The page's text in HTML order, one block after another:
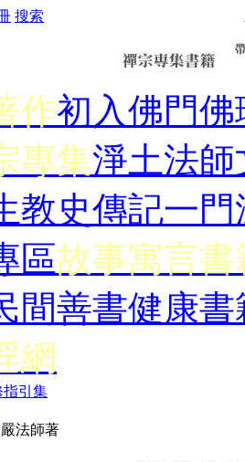
搜索
作初入佛門佛
專集淨土法師
教史傳記一門
區故事寓言書
間善書健康書
網
指引集
法師著